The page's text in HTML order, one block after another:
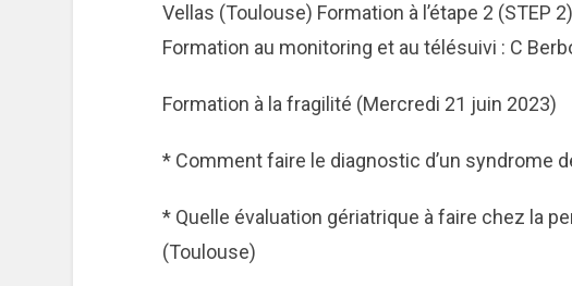
Vellas (Toulouse) Formation à l’étape 2 (STEP
Formation au monitoring et au télésuivi : C
Formation à la fragilité (Mercredi 21 juin 2023)
* Comment faire le diagnostic d’un syndrome
* Quelle évaluation gériatrique à faire chez la
(Toulouse)